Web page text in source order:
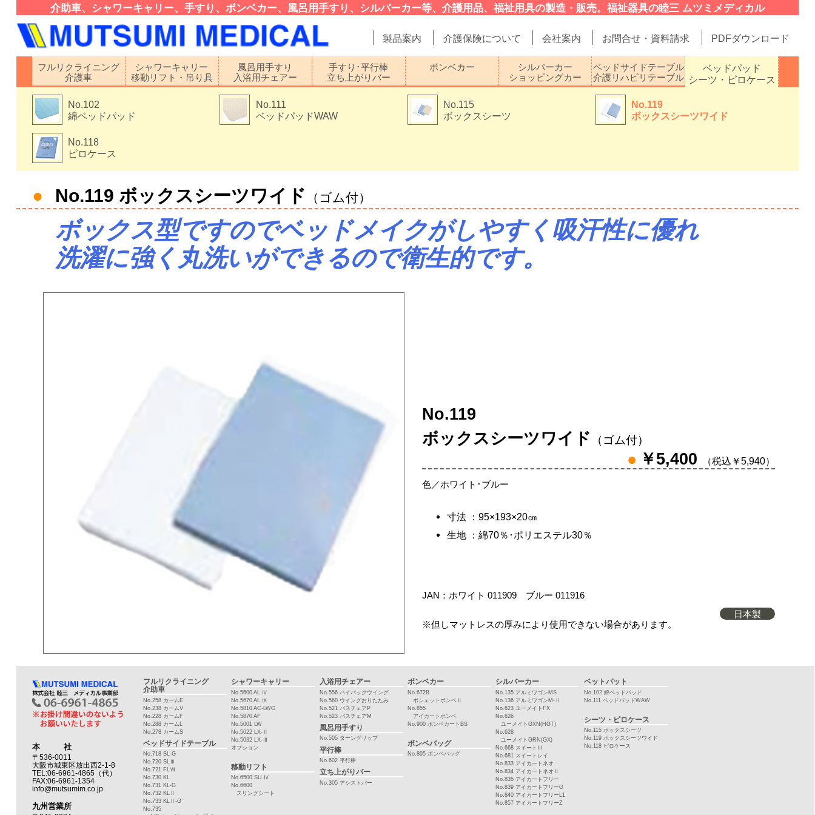
介助車、シャワーキャリー、手すり、ボンベカー、風呂用手すり、シルバーカー等、介護用品、福祉用具の製造・販売。福祉器具の睦三 ムツミメディカル
製品案内 介護保険について 会社案内 お問合せ・資料請求 PDFダウンロード
フルリクライニング
介護車
シャワーキャリー
移動リフト・吊り具
風呂用手すり
入浴用チェアー
手すり･平行棒
立ち上がりバー
ボンベカー
シルバーカー
ショッピングカー
ベッドサイドテーブル
介護リハビリテーブル
ベッドパッド
シーツ・ピロケース
No.102
綿ベッドパッド
No.111
ベッドパッドWAW
No.115
ボックスシーツ
No.119
ボックスシーツワイド
No.118
ピロケース
● No.119 ボックスシーツワイド （ゴム付）
ボックス型ですのでベッドメイクがしやすく吸汗性に優れ
洗濯に強く丸洗いができるので衛生的です。
No.119
ボックスシーツワイド
（ゴム付）
● ￥5,400 （税込￥5,940）
色／ホワイト･ブルー
寸法 ：95×193×20㎝
生地 ：綿70％･ポリエステル30％
JAN：ホワイト 011909 ブルー 011916
日本製
※但しマットレスの厚みにより使用できない場合があります。
本 社
〒536-0011
大阪市城東区放出西2-1-8
TEL:06-6961-4865（代）
FAX:06-6961-1354
info@mutsumim.co.jp
九州営業所
フルリクライニング
介助車
No.258 カームE
No.238 カームV
No.228 カームF
No.288 カームL
No.278 カームS
ベッドサイドテーブル
No.718 SL-G
No.720 SLⅢ
No.721 FLⅦ
No.730 KL
No.731 KL-G
No.732 KLⅡ
No.733 KLⅡ-G
No.735
シャワーキャリー
No.5600 AL Ⅳ
No.5670 AL Ⅸ
No.5810 AC-LWG
No.5870 AF
No.5001 LW
No.5022 LX-Ⅱ
No.5032 LX-Ⅲ
オプション
移動リフト
No.6500 SU Ⅳ
No.6600
スリングシート
入浴用チェアー
No.556 ハイバックウイング
No.560 ウイングおりたたみ
No.521 バスチェアP
No.523 バスチェアM
風呂用手すり
No.505 ターングリップ
平行棒
No.602 平行棒
立ち上がりバー
No.305 アシストバー
ボンベカー
No.672B
ポシェットボンベⅡ
No.855
アイカートボンベ
No.900 ボンベカートBS
ボンベバッグ
No.895 ボンベバッグ
シルバーカー
No.135 アルミワゴンMS
No.136 アルミワゴンM-Ⅱ
No.623 ユーメイトFX
No.626
ユーメイトGXN(HGT)
No.628
ユーメイトGRN(GX)
No.668 スイートⅢ
No.681 スイートレイ
No.833 アイカートネオ
No.834 アイカートネオⅡ
No.835 アイカートフリー
No.839 アイカートフリーG
No.840 アイカートフリーL1
No.857 アイカートフリーZ
ベットパット
No.102 綿ベッドパッド
No.111 ベッドパッドWAW
シーツ・ピロケース
No.115 ボックスシーツ
No.119 ボックスシーツワイド
No.118 ピロケース